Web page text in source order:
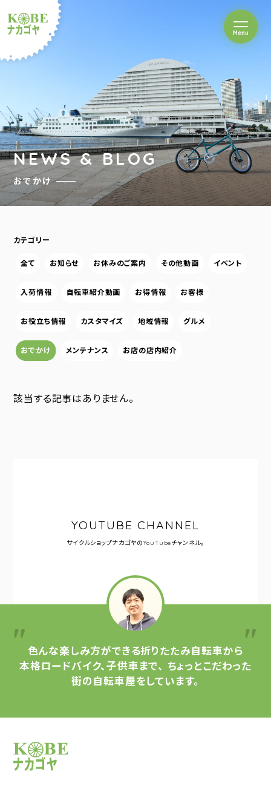
ルショップナカゴヤ
Menuを開閉
NEWS & BLOG
おでかけ
カテゴリー
全て お知らせ お休みのご案内 その他動画 イベント
入荷情報 自転車紹介動画 お得情報 お客様
お役立ち情報 カスタマイズ 地域情報 グルメ
おでかけ メンテナンス お店の店内紹介
該当する記事はありません。
YOUTUBE CHANNEL
サイクルショップナカゴヤのYouTubeチャンネル。
色んな楽しみ方ができる折りたたみ自転車から
本格ロードバイク、子供車まで、 ちょっとこだわった
街の自転車屋をしています。
サイクルショップナカゴヤ